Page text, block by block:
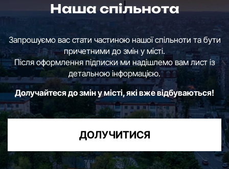
Наша спільнота
Запрошуємо вас стати частиною нашої спільноти та бути
причетними до змін у місті.
Після оформлення підписки ми надішлемо вам лист із
детальною інформацією.
Долучайтеся до змін у місті, які вже відбуваються!
ДОЛУЧИТИСЯ